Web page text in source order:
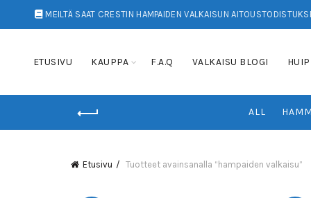
MEILTÄ SAAT CRESTIN HAMPAIDEN VALKAISUN
ETUSIVU KAUPPA F.A.Q VALKAISU BLOGI
ALL
Etusivu Tuotteet avainsanalla “hampaiden valkaisu”